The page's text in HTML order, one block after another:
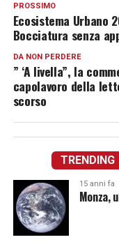
PROSSIMO
Ecosistema Urbano
Bocciatura senza
DA NON PERDERE
” ‘A livella”, la
capolavoro della
scorso
TRENDING
15 anni fa
Monza,